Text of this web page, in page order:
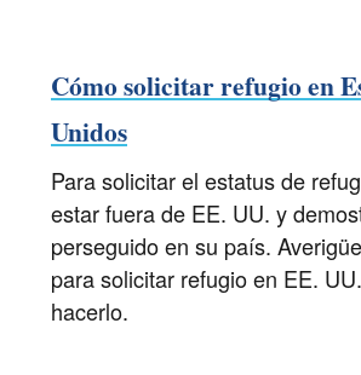
Cómo solicitar refugio en
Unidos
Para solicitar el estatus de
estar fuera de EE. UU. y
perseguido en su país.
para solicitar refugio en EE.
hacerlo.